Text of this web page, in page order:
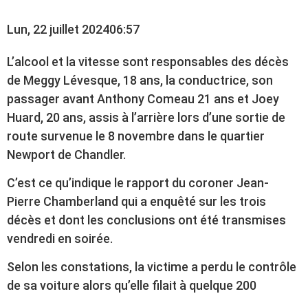
Lun, 22 juillet 202406:57
L’alcool et la vitesse sont responsables des décès
de Meggy Lévesque, 18 ans, la conductrice, son
passager avant Anthony Comeau 21 ans et Joey
Huard, 20 ans, assis à l’arrière lors d’une sortie de
route survenue le 8 novembre dans le quartier
Newport de Chandler.
C’est ce qu’indique le rapport du coroner Jean-
Pierre Chamberland qui a enquêté sur les trois
décès et dont les conclusions ont été transmises
vendredi en soirée.
Selon les constations, la victime a perdu le contrôle
de sa voiture alors qu’elle filait à quelque 200